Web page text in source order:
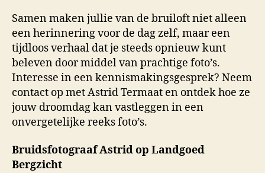
Samen maken jullie van de bruiloft niet alleen
een herinnering voor de dag zelf, maar een
tijdloos verhaal dat je steeds opnieuw kunt
beleven door middel van prachtige foto’s.
Interesse in een kennismakingsgesprek? Neem
contact op met Astrid Termaat en ontdek hoe ze
jouw droomdag kan vastleggen in een
onvergetelijke reeks foto’s.
Bruidsfotograaf Astrid op Landgoed
Bergzicht